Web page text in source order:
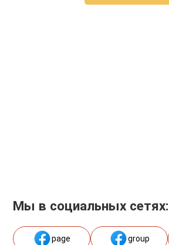
Мы в социальных сетях:
page group